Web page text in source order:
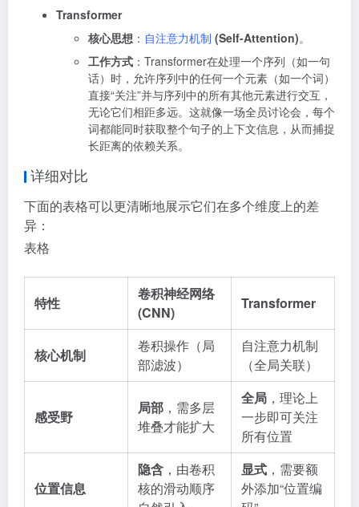
Transformer
核心思想 ： 自注意力机制 (Self-Attention)。
工作方式 ：Transformer在处理一个序列（如一句
话）时，允许序列中的任何一个元素（如一个词）
直接“关注”并与序列中的所有其他元素进行交互，
无论它们相距多远。这就像一场全员讨论会，每个
词都能同时获取整个句子的上下文信息，从而捕捉
长距离的依赖关系。
详细对比
下面的表格可以更清晰地展示它们在多个维度上的差
异：
表格
特性
卷积神经网络
(CNN)
Transformer
核心机制
卷积操作（局
部滤波）
自注意力机制
（全局关联）
感受野
局部 ，需多层
堆叠才能扩大
全局 ，理论上
一步即可关注
所有位置
位置信息
隐含 ，由卷积
核的滑动顺序
显式 ，需要额
外添加“位置编